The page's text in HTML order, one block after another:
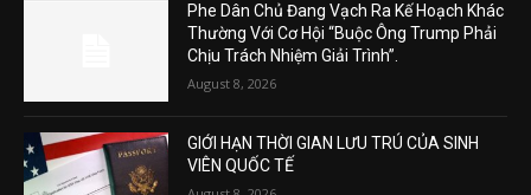
Phe Dân Chủ Đang Vạch Ra Kế Hoạch Khác
Thường Với Cơ Hội “Buộc Ông Trump Phải
Chịu Trách Nhiệm Giải Trình”.
August 8, 2026
GIỚI HẠN THỜI GIAN LƯU TRÚ CỦA SINH
VIÊN QUỐC TẾ